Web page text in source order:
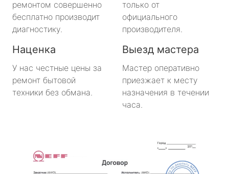
ремонтом совершенно
бесплатно производит
диагностику.
только от
официального
производителя.
Наценка
У нас честные цены за
ремонт бытовой
техники без обмана.
Выезд мастера
Мастер оперативно
приезжает к месту
назначения в течении
часа.